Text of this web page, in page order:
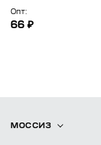
Опт:
66 ₽
МОССИЗ